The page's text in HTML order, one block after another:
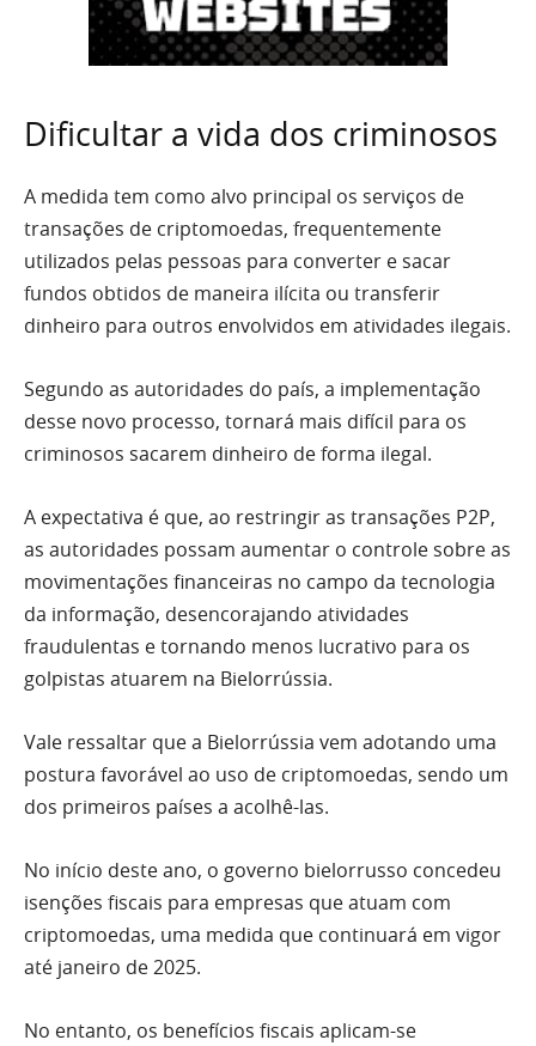
Dificultar a vida dos criminosos
A medida tem como alvo principal os serviços de
transações de criptomoedas, frequentemente
utilizados pelas pessoas para converter e sacar
fundos obtidos de maneira ilícita ou transferir
dinheiro para outros envolvidos em atividades ilegais.
Segundo as autoridades do país, a implementação
desse novo processo, tornará mais difícil para os
criminosos sacarem dinheiro de forma ilegal.
A expectativa é que, ao restringir as transações P2P,
as autoridades possam aumentar o controle sobre as
movimentações financeiras no campo da tecnologia
da informação, desencorajando atividades
fraudulentas e tornando menos lucrativo para os
golpistas atuarem na Bielorrússia.
Vale ressaltar que a Bielorrússia vem adotando uma
postura favorável ao uso de criptomoedas, sendo um
dos primeiros países a acolhê-las.
No início deste ano, o governo bielorrusso concedeu
isenções fiscais para empresas que atuam com
criptomoedas, uma medida que continuará em vigor
até janeiro de 2025.
No entanto, os benefícios fiscais aplicam-se